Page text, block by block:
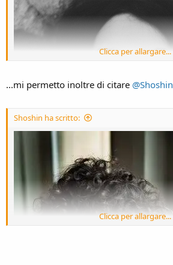
...Se vieni a casa mia, caro, portami un lume
e uno spiraglio da cui poter guardare
Clicca per allargare...
...mi permetto inoltre di citare @Shoshin
Shoshin ha scritto:
Clicca per allargare...